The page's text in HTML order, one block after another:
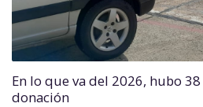
En lo que va del 2026, hubo
donación